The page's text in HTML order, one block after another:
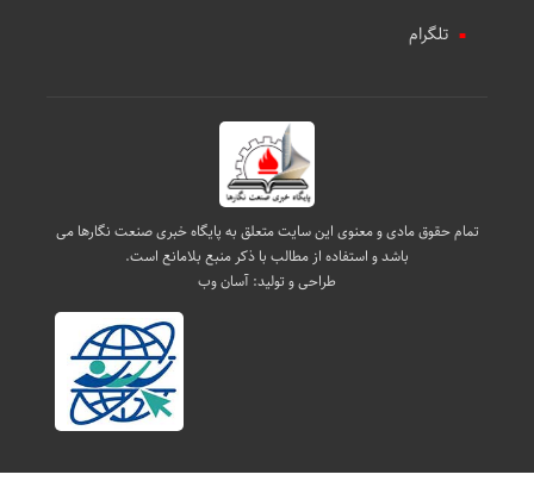
تلگرام
تمام حقوق مادی و معنوی این سایت متعلق به پایگاه خبری صنعت نگارها می
باشد و استفاده از مطالب با ذکر منبع بلامانع است.
طراحی و تولید:آسان وب